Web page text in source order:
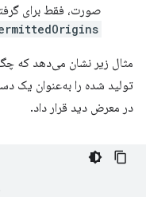
صورت، فقط برای
تولید شده را به‌عنوان یک
در معرض دید قرار داد.